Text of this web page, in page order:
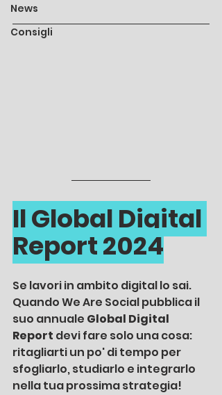
News
Consigli
Il Global Digital
Report 2024
Se lavori in ambito digital lo sai.
Quando We Are Social pubblica il
suo annuale Global Digital
Report devi fare solo una cosa:
ritagliarti un po' di tempo per
sfogliarlo, studiarlo e integrarlo
nella tua prossima strategia!